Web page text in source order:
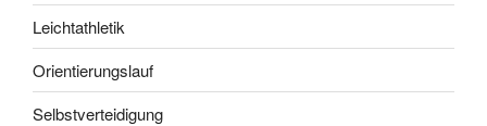
Leichtathletik
Orientierungslauf
Selbstverteidigung